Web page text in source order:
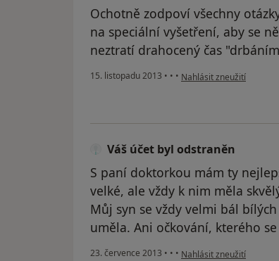
Ochotně zodpoví všechny
na speciální vyšetření, aby se
neztratí drahocený čas
15. listopadu 2013 • • • podle názoru uživatele
Nahlásit zneužití
Váš účet byl odstraněn
S paní doktorkou mám ty
velké, ale vždy k nim měla
Můj syn se vždy velmi bál
uměla. Ani očkování, kterého
23. července 2013 • • • podle názoru uživatele
Nahlásit zneužití